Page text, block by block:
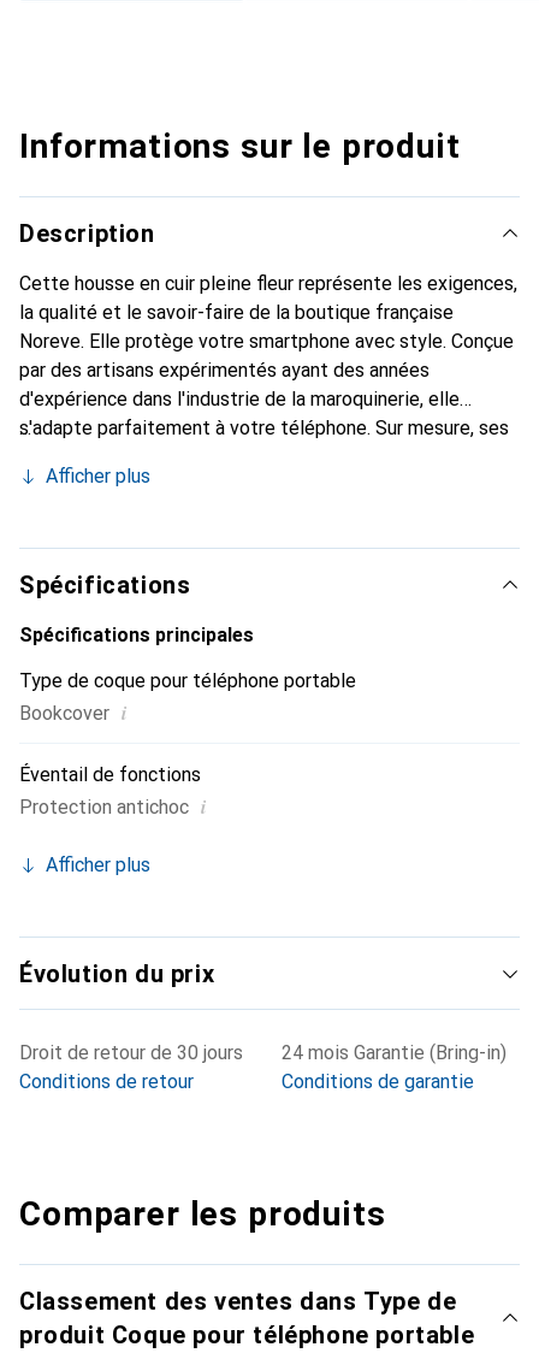
Informations sur le produit
Description
Cette housse en cuir pleine fleur représente les exigences,
la qualité et le savoir-faire de la boutique française
Noreve. Elle protège votre smartphone avec style. Conçue
par des artisans expérimentés ayant des années
d'expérience dans l'industrie de la maroquinerie, elle
s'adapte parfaitement à votre téléphone. Sur mesure, ses
Elle devient l'accessoire élégant et indispensable pour
produits de haute qualité, la marque Noreve est un choix
fiable pour une clientèle exigeante.
Afficher plus
Spécifications
Spécifications principales
Type de coque pour téléphone portable
Bookcover i
Éventail de fonctions
Protection antichoc i
Afficher plus
Évolution du prix
Droit de retour de 30 jours
Conditions de retour
24 mois Garantie (Bring-in)
Conditions de garantie
Comparer les produits
Classement des ventes dans Type de
produit Coque pour téléphone portable